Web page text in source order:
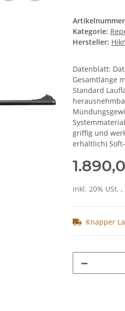
Kategorie:
Hersteller:
Datenblatt:
Gesamtlänge
Standard
griffig und
erhältlich)
inkl. 20% USt. ,
Knapper